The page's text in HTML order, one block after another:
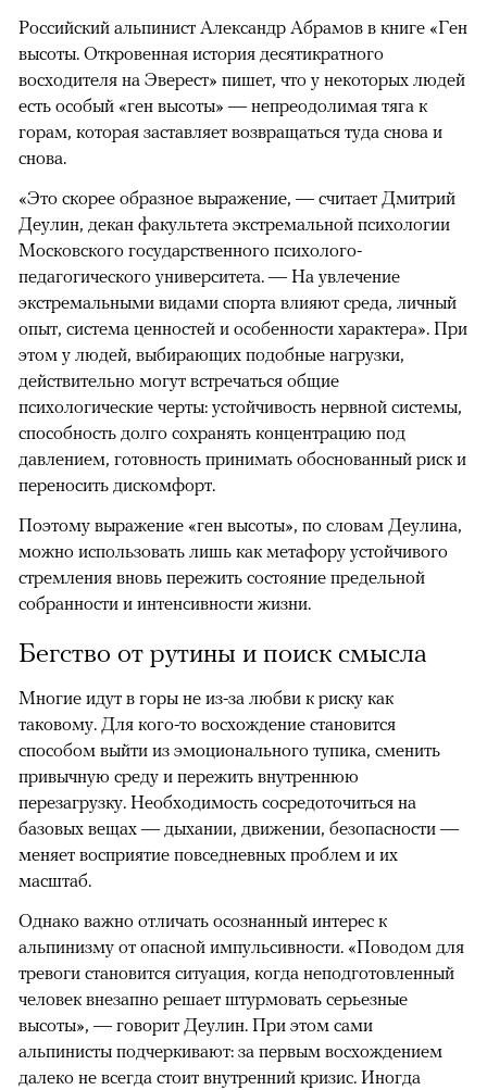
Российский альпинист Александр Абрамов в книге «Ген
высоты. Откровенная история десятикратного
восходителя на Эверест» пишет, что у некоторых людей
есть особый «ген высоты» — непреодолимая тяга к
горам, которая заставляет возвращаться туда снова и
снова.
«Это скорее образное выражение, — считает Дмитрий
Деулин, декан факультета экстремальной психологии
Московского государственного психолого-
педагогического университета. — На увлечение
экстремальными видами спорта влияют среда, личный
опыт, система ценностей и особенности характера». При
этом у людей, выбирающих подобные нагрузки,
действительно могут встречаться общие
психологические черты: устойчивость нервной системы,
способность долго сохранять концентрацию под
давлением, готовность принимать обоснованный риск и
переносить дискомфорт.
Поэтому выражение «ген высоты», по словам Деулина,
можно использовать лишь как метафору устойчивого
стремления вновь пережить состояние предельной
собранности и интенсивности жизни.
Бегство от рутины и поиск смысла
Многие идут в горы не из-за любви к риску как
таковому. Для кого-то восхождение становится
способом выйти из эмоционального тупика, сменить
привычную среду и пережить внутреннюю
перезагрузку. Необходимость сосредоточиться на
базовых вещах — дыхании, движении, безопасности —
меняет восприятие повседневных проблем и их
масштаб.
Однако важно отличать осознанный интерес к
альпинизму от опасной импульсивности. «Поводом для
тревоги становится ситуация, когда неподготовленный
человек внезапно решает штурмовать серьезные
высоты», — говорит Деулин. При этом сами
альпинисты подчеркивают: за первым восхождением
далеко не всегда стоит внутренний кризис. Иногда